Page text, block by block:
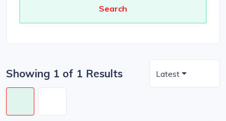
Showing 1 of 1 Results Latest